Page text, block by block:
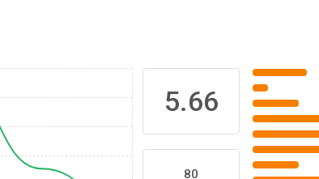
5.66
80